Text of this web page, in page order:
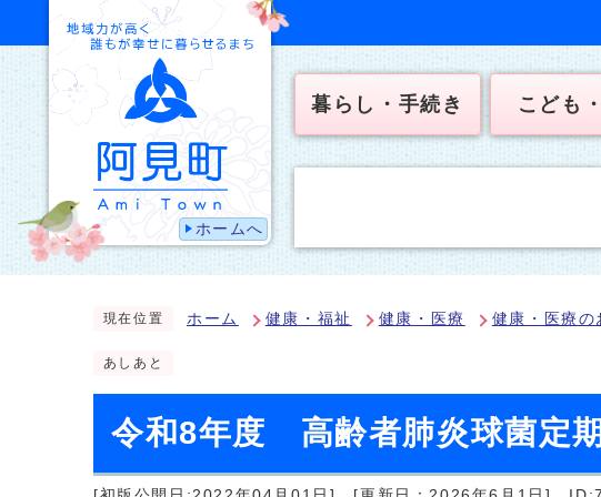
ホームへ
暮らし・手続き こども
現在位置 ホーム 健康・福祉 健康・医療 健康・医療の
あしあと
令和8年度 高齢者肺炎球菌定